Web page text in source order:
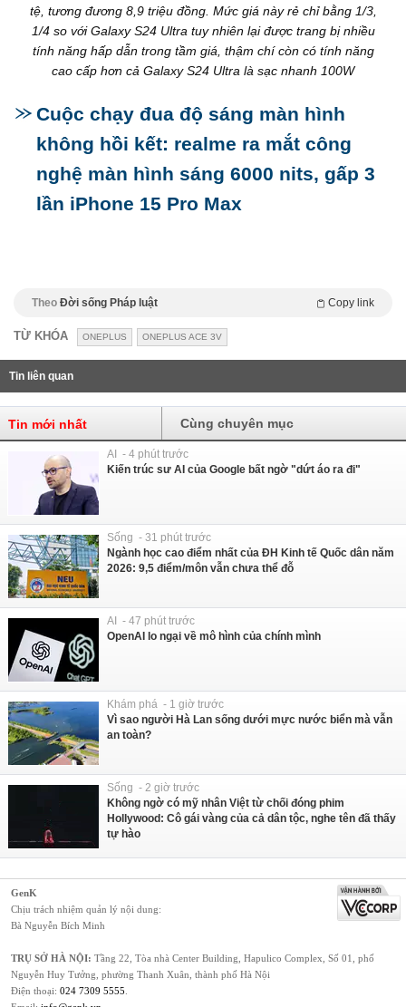
tệ, tương đương 8,9 triệu đồng. Mức giá này rẻ chỉ bằng 1/3,
1/4 so với Galaxy S24 Ultra tuy nhiên lại được trang bị nhiều
tính năng hấp dẫn trong tầm giá, thậm chí còn có tính năng
cao cấp hơn cả Galaxy S24 Ultra là sạc nhanh 100W
Cuộc chạy đua độ sáng màn hình
không hồi kết: realme ra mắt công
nghệ màn hình sáng 6000 nits, gấp 3
lần iPhone 15 Pro Max
Theo Đời sống Pháp luật Copy link
TỪ KHÓA ONEPLUS ONEPLUS ACE 3V
Tin liên quan
Tin mới nhất Cùng chuyên mục
AI - 4 phút trước
Kiến trúc sư AI của Google bất ngờ "dứt áo ra đi"
Sống - 31 phút trước
Ngành học cao điểm nhất của ĐH Kinh tế Quốc dân năm
2026: 9,5 điểm/môn vẫn chưa thể đỗ
AI - 47 phút trước
OpenAI lo ngại về mô hình của chính mình
Khám phá - 1 giờ trước
Vì sao người Hà Lan sống dưới mực nước biển mà vẫn
an toàn?
Sống - 2 giờ trước
Không ngờ có mỹ nhân Việt từ chối đóng phim
Hollywood: Cô gái vàng của cả dân tộc, nghe tên đã thấy
tự hào
GenK
Chịu trách nhiệm quản lý nội dung:
Bà Nguyễn Bích Minh
TRỤ SỞ HÀ NỘI: Tầng 22, Tòa nhà Center Building, Hapulico Complex, Số 01, phố
Nguyễn Huy Tưởng, phường Thanh Xuân, thành phố Hà Nội
Điện thoại: 024 7309 5555